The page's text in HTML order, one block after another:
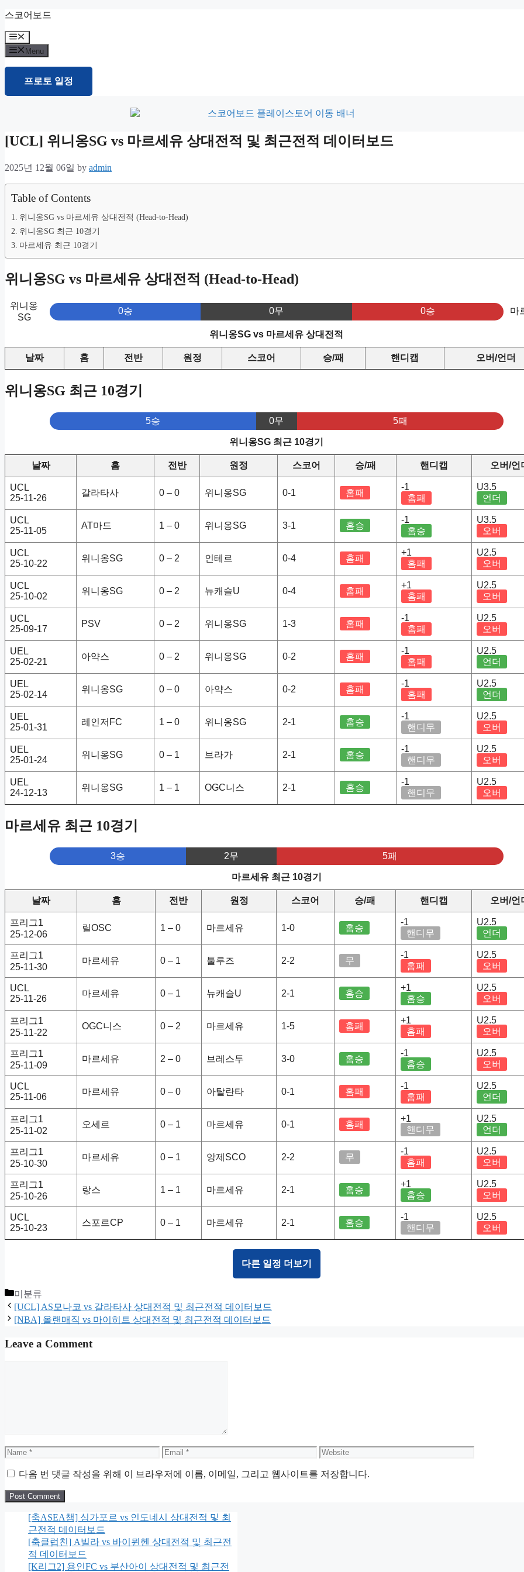
Skip
content
스코어보드
Menu
Menu
프로토 일정
[UCL] 위니옹SG vs 마르세유 상대전적 및 최근전적 데이터보드
2025년 12월 06일 by admin
Table of Contents
위니옹SG vs 마르세유 상대전적 (Head-to-Head)
위니옹SG 최근 10경기
마르세유 최근 10경기
위니옹SG vs 마르세유 상대전적 (Head-to-Head)
위니옹
SG
0승 0무 0승 마
위니옹SG vs 마르세유 상대전적
날짜 홈 전반 원정 스코어 승/패 핸디캡 오버/언더
위니옹SG 최근 10경기
5승 0무 5패
위니옹SG 최근 10경기
날짜 홈 전반 원정 스코어 승/패 핸디캡 오버/언
UCL
25-11-26
갈라타사 0 – 0 위니옹SG 0-1 홈패
-1
홈패
U3.5
언더
UCL
25-11-05
AT마드 1 – 0 위니옹SG 3-1 홈승
-1
홈승
U3.5
오버
UCL
25-10-22
위니옹SG 0 – 2 인테르 0-4 홈패
+1
홈패
U2.5
오버
UCL
25-10-02
위니옹SG 0 – 2 뉴캐슬U 0-4 홈패
+1
홈패
U2.5
오버
UCL
25-09-17
PSV 0 – 2 위니옹SG 1-3 홈패
-1
홈패
U2.5
오버
UEL
25-02-21
아약스 0 – 2 위니옹SG 0-2 홈패
-1
홈패
U2.5
언더
UEL
25-02-14
위니옹SG 0 – 0 아약스 0-2 홈패
-1
홈패
U2.5
언더
UEL
25-01-31
레인저FC 1 – 0 위니옹SG 2-1 홈승
-1
핸디무
U2.5
오버
UEL
25-01-24
위니옹SG 0 – 1 브라가 2-1 홈승
-1
핸디무
U2.5
오버
UEL
24-12-13
위니옹SG 1 – 1 OGC니스 2-1 홈승
-1
핸디무
U2.5
오버
마르세유 최근 10경기
3승 2무 5패
마르세유 최근 10경기
날짜 홈 전반 원정 스코어 승/패 핸디캡 오버/언
프리그1
25-12-06
릴OSC 1 – 0 마르세유 1-0 홈승
-1
핸디무
U2.5
언더
프리그1
25-11-30
마르세유 0 – 1 툴루즈 2-2 무
-1
홈패
U2.5
오버
UCL
25-11-26
마르세유 0 – 1 뉴캐슬U 2-1 홈승
+1
홈승
U2.5
오버
프리그1
25-11-22
OGC니스 0 – 2 마르세유 1-5 홈패
+1
홈패
U2.5
오버
프리그1
25-11-09
마르세유 2 – 0 브레스투 3-0 홈승
-1
홈승
U2.5
오버
UCL
25-11-06
마르세유 0 – 0 아탈란타 0-1 홈패
-1
홈패
U2.5
언더
프리그1
25-11-02
오세르 0 – 1 마르세유 0-1 홈패
+1
핸디무
U2.5
언더
프리그1
25-10-30
마르세유 0 – 1 앙제SCO 2-2 무
-1
홈패
U2.5
오버
프리그1
25-10-26
랑스 1 – 1 마르세유 2-1 홈승
+1
홈승
U2.5
오버
UCL
25-10-23
스포르CP 0 – 1 마르세유 2-1 홈승
-1
핸디무
U2.5
오버
다른 일정 더보기
Categories
미분류
[UCL] AS모나코 vs 갈라타사 상대전적 및 최근전적 데이터보드
[NBA] 올랜매직 vs 마이히트 상대전적 및 최근전적 데이터보드
Leave a Comment
Name Email Website
다음 번 댓글 작성을 위해 이 브라우저에 이름, 이메일, 그리고 웹사이트를 저장합니다.
[축ASEA챔] 싱가포르 vs 인도네시 상대전적 및 최
근전적 데이터보드
[축클럽친] A빌라 vs 바이뮌헨 상대전적 및 최근전
적 데이터보드
[K리그2] 용인FC vs 부산아이 상대전적 및 최근전